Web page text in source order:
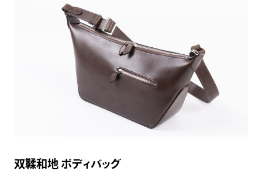
双鞣和地 ボディバッグ